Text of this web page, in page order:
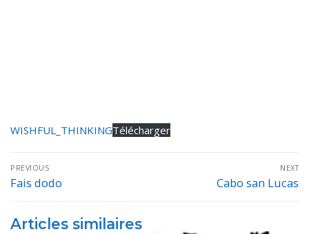
WISHFUL_THINKINGTélécharger
Navigation
de
PREVIOUS
Previous
Fais dodo
NEXT
Next
Cabo san Lucas
Articles similaires